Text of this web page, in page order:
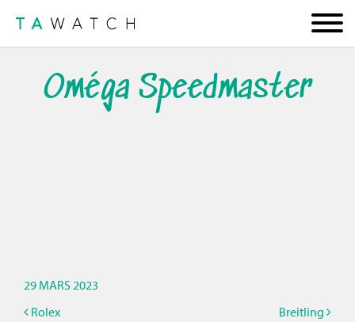
Oméga Speedmaster
29 MARS 2023
Rolex
Breitling